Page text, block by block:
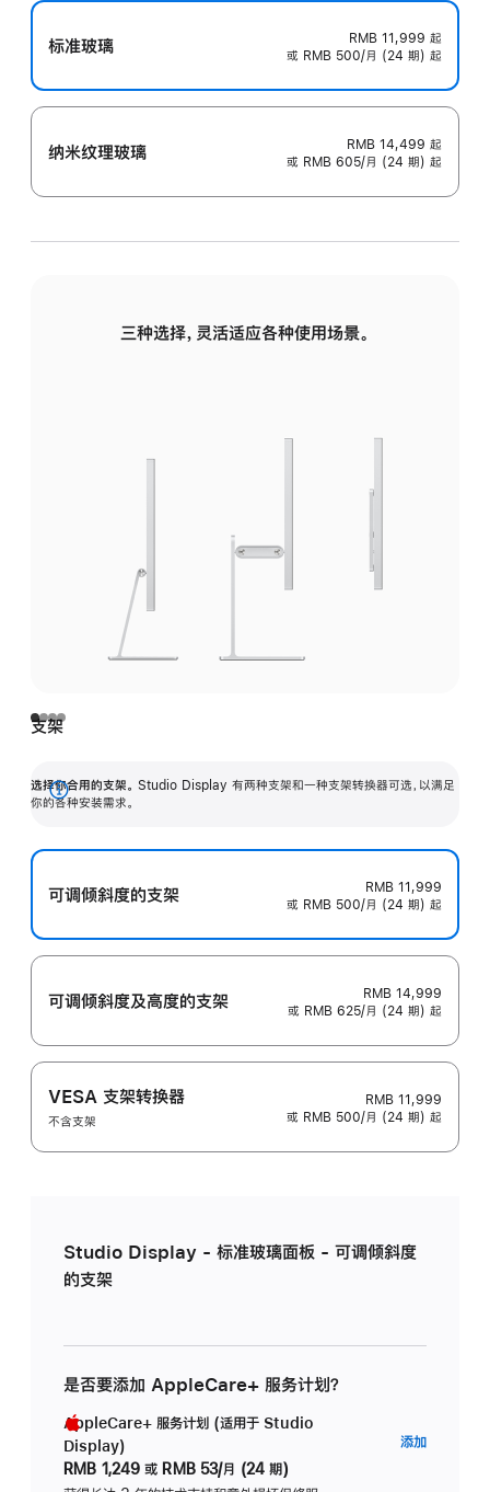
标准玻璃 RMB 11,999 起
或 RMB 500/月 (24 期) 起
纳米纹理玻璃 RMB 14,499 起
或 RMB 605/月 (24 期) 起
三种选择，灵活适应各种使用场景。
支架
选择你合用的支架。 Studio Display 有两种支架和一种支架转换器可选，以满足
你的各种安装需求。
展
可调倾斜度的支架
RMB 11,999
或 RMB 500/月 (24 期) 起
可调倾斜度及高‍度的支‍架
RMB 14,999
或 RMB 625/月 (24 期) 起
VESA 支架转换器
不含支架
RMB 11,999
或 RMB 500/月 (24 期) 起
Studio Display - 标准玻璃面板 - 可调倾斜度
的支架
是否要添加 AppleCare+ 服务计划？
AppleCare+ 服务计划 (适用于 Studio
Display)
RMB 1,249 或 RMB 53/月 (24 期)
添加